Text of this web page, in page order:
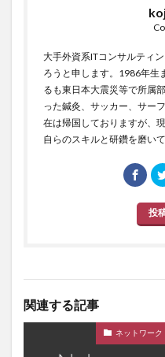
大手外資系ITコンサルティ
ろうと申します。1986年生
るも東日本大震災等で所属
った鍼灸、サッカー、サー
在は帰国しておりますが、
自らのスキルと研鑽を磨いて
投
関連する記事
ネットワーク